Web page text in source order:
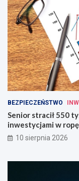
BEZPIECZEŃSTWO
Senior stracił 550
inwestycjami w ropę
10 sierpnia 2026